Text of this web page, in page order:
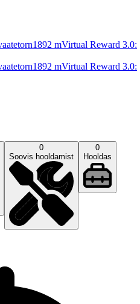
1892 mVirtual Reward 3.0:
1892 mVirtual Reward 3.0:
0
Soovis hooldamist
0
Hooldas